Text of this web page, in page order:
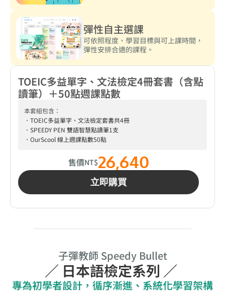
彈性自主選課
可依照程度、學習目標與可上課時間，
彈性安排合適的課程。
TOEIC多益單字、文法檢定4冊套書（含點
讀筆）＋50點週課點數
本套組包含：
．TOEIC多益單字、文法檢定套書共4冊
．SPEEDY PEN 雙語智慧點讀筆1支
．OurScool 線上週課點數50點
售價NT$26,640
立即購買
子彈教師 Speedy Bullet
／ 日本語檢定系列 ／
專為初學者設計，循序漸進、系統化學習架構